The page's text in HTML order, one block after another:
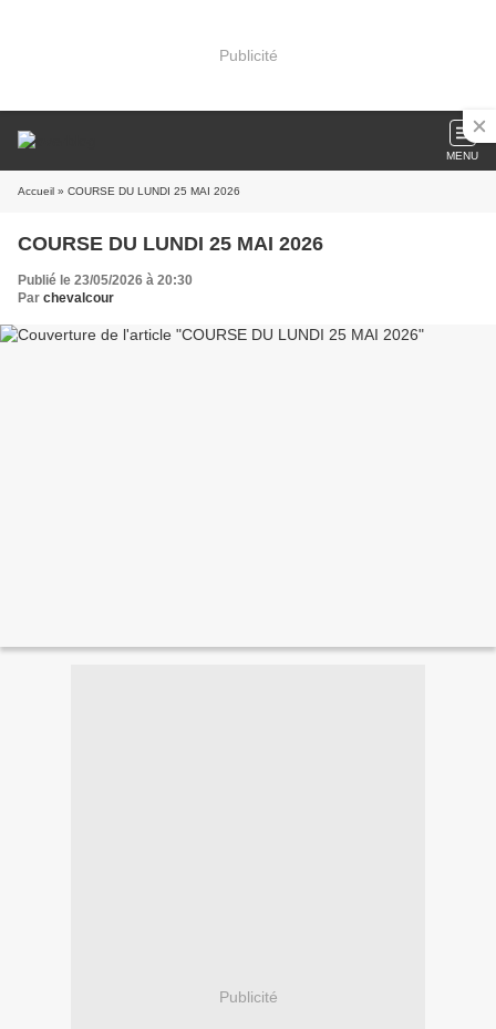
Publicité
MENU
Accueil » COURSE DU LUNDI 25 MAI 2026
COURSE DU LUNDI 25 MAI 2026
Publié le 23/05/2026 à 20:30
Par chevalcour
Publicité